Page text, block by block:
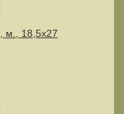
м., 18,5х27